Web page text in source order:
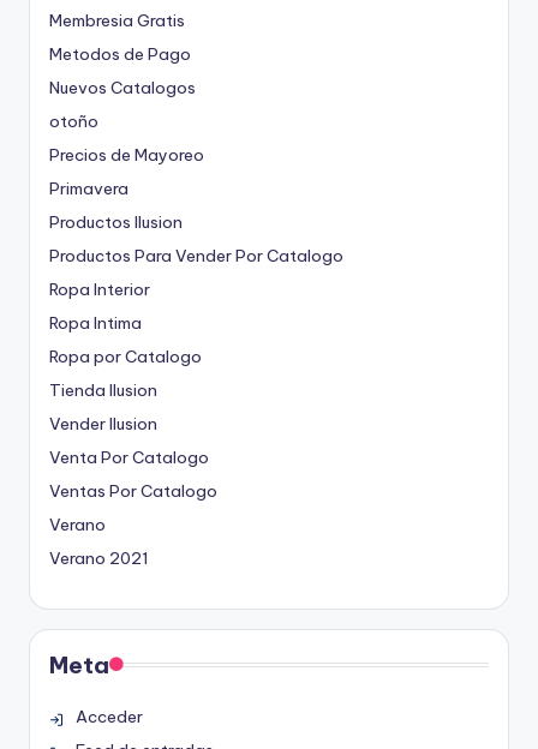
Membresia Gratis
Metodos de Pago
Nuevos Catalogos
otoño
Precios de Mayoreo
Primavera
Productos Ilusion
Productos Para Vender Por Catalogo
Ropa Interior
Ropa Intima
Ropa por Catalogo
Tienda Ilusion
Vender Ilusion
Venta Por Catalogo
Ventas Por Catalogo
Verano
Verano 2021
Meta
Acceder